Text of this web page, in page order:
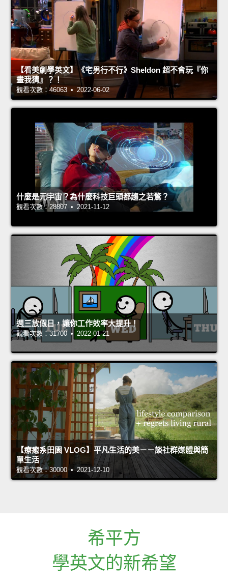
【看美劇學英文】《宅男行不行》Sheldon 超不會玩『你
畫我猜』？！
觀看次數：46063 • 2022-06-02
什麼是元宇宙？為什麼科技巨頭都趨之若鶩？
觀看次數：28807 • 2021-11-12
週三放假日，讓你工作效率大提升！
觀看次數：31700 • 2022-01-21
【療癒系田園 VLOG】平凡生活的美－－談社群媒體與簡
單生活
觀看次數：30000 • 2021-12-10
希平方
學英文的新希望